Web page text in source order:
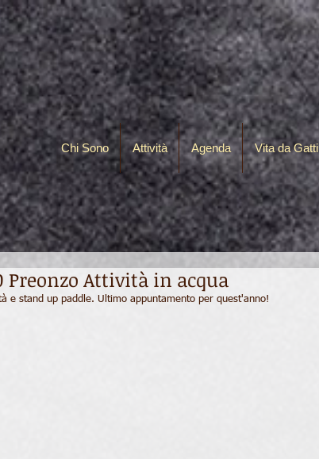
Chi Sono Attività Agenda Vita da Gatti
Preonzo Attività in acqua
e stand up paddle. Ultimo appuntamento per quest'anno!